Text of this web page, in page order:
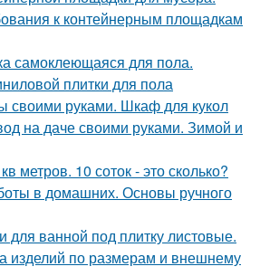
к контейнерным площадкам
самоклеющаяся для пола.
плитки для пола
своими руками. Шкаф для кукол
на даче своими руками. Зимой и
метров. 10 соток - это сколько?
в домашних. Основы ручного
для ванной под плитку листовые.
изделий по размерам и внешнему